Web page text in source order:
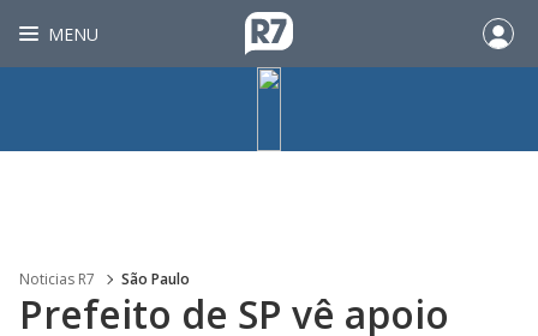
MENU
Noticias R7 São Paulo
Prefeito de SP vê apoio